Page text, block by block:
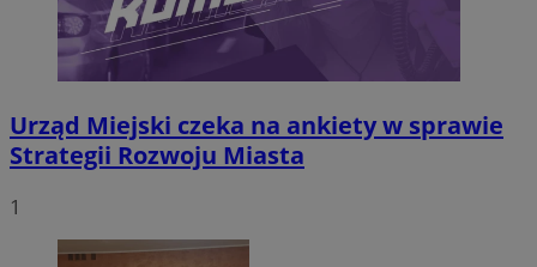
Urząd Miejski czeka na ankiety w sprawie
Strategii Rozwoju Miasta
1